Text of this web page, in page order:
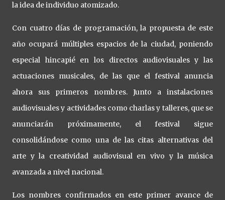
la idea de individuo atomizado.
Con cuatro días de programación, la propuesta de este
año ocupará múltiples espacios de la ciudad, poniendo
especial hincapié en los directos audiovisuales y las
actuaciones musicales, de las que el festival anuncia
ahora sus primeros nombres. Junto a instalaciones
audiovisuales y actividades como charlas y talleres, que se
anunciarán próximamente, el festival sigue
consolidándose como una de las citas alternativas del
arte y la creatividad audiovisual en vivo y la música
avanzada a nivel nacional.
Los nombres confirmados en este primer avance de